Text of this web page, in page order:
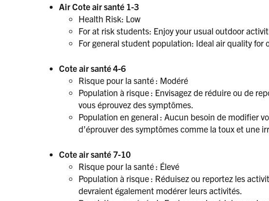
Air Cote air santé 1-3
Health Risk: Low
For at risk students: Enjoy your usual outdoor
For general student population: Ideal air quality for
Cote air santé 4-6
Risque pour la santé : Modéré
Population à risque : Envisagez de réduire ou de
vous éprouvez des symptômes.
Population en general : Aucun besoin de modifier
d’éprouver des symptômes comme la toux et une
Cote air santé 7-10
Risque pour la santé : Élevé
Population à risque : Réduisez ou reportez les
devraient également modérer leurs activités.